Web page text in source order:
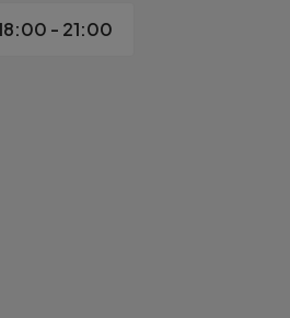
- 21:00